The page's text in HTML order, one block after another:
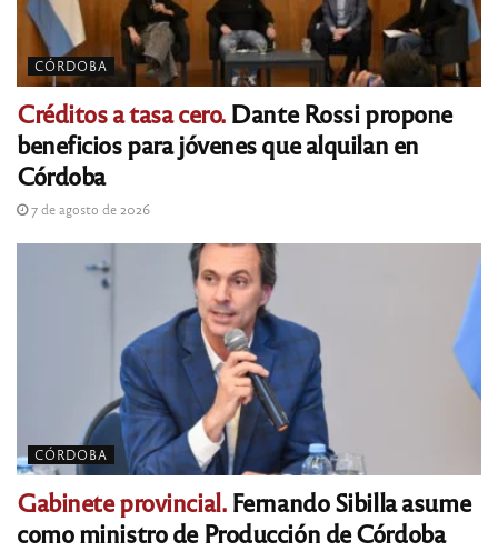
CÓRDOBA
Créditos a tasa cero.Dante Rossi propone
beneficios para jóvenes que alquilan en
Córdoba
7 de agosto de 2026
CÓRDOBA
Gabinete provincial.Fernando Sibilla asume
como ministro de Producción de Córdoba